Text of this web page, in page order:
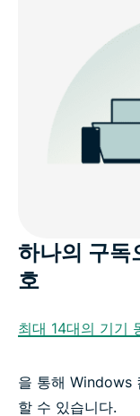
하나의 구독
호
최대 14대의 기기
을 통해 Windows
할 수 있습니다.